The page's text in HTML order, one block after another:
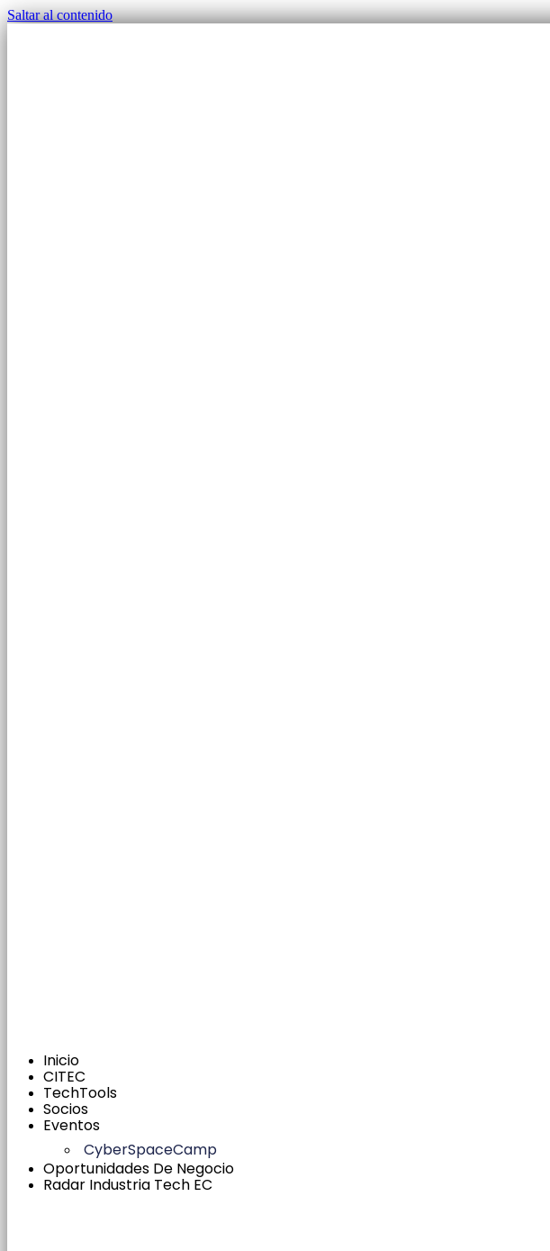
Saltar al contenido
Inicio
CITEC
TechTools
Socios
Eventos
CyberSpaceCamp
Oportunidades De Negocio
Radar Industria Tech EC